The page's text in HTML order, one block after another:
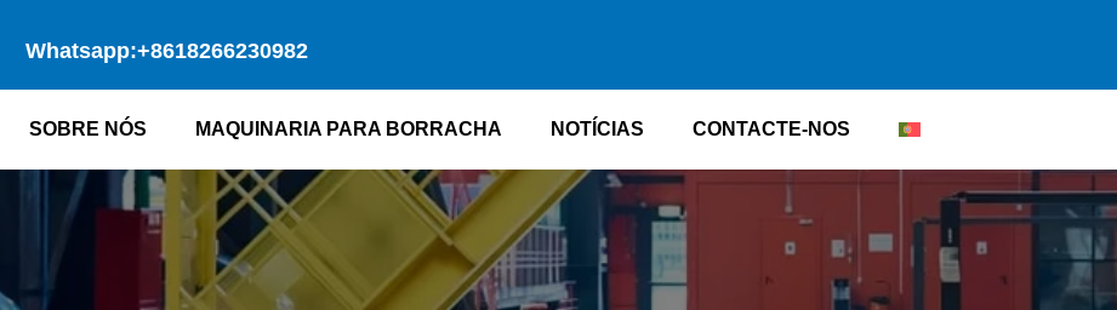
Whatsapp:+8618266230982
SOBRE NÓS MAQUINARIA PARA BORRACHA NOTÍCIAS CONTACTE-NOS